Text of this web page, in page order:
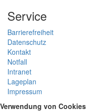
Service
Barrierefreiheit
Datenschutz
Kontakt
Notfall
Intranet
Lageplan
Impressum
Verwendung von Cookies